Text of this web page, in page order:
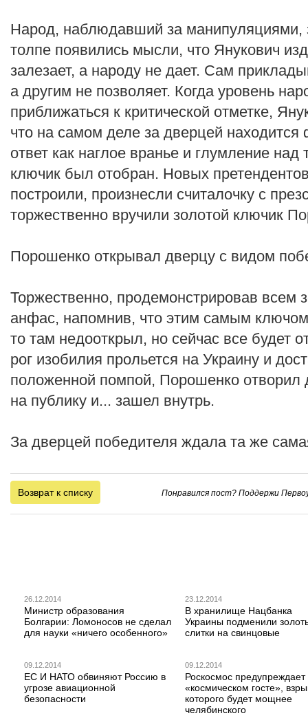
Народ, наблюдавший за манипуляциями,
толпе появились мысли, что Янукович
залезает, а народу не дает. Сам
а другим не позволяет. Когда уровень
приближаться к критической отметке,
что на самом деле за дверцей
ответ как наглое вранье и глумление
ключик был отобран. Новых
построили, произнесли считалочку с
торжественно вручили золотой ключик
Порошенко открывал дверцу с видом
Торжественно, продемонстрировав всем
анфас, напомнив, что этим самым
то там недооткрыл, но сейчас все будет
рог изобилия прольется на Украину и
положенной помпой, Порошенко отворил
на публику и... зашел внутрь.
За дверцей победителя ждала та же
Возврат к списку Понравился пост? Поддержи
26.12.2014
Министр образования
Болгарии: Ломоносов не сделал
для науки «ничего особенного»
23.12.2014
В хранилище Нацбанка
Украины подменили
слитки на свинцовые
09.12.2014
ЕС И НАТО обвиняют Россию в
угрозе авиационной
безопасности
09.12.2014
Роскосмос предупреждает
«космическом госте»,
которого будет мощнее
челябинского